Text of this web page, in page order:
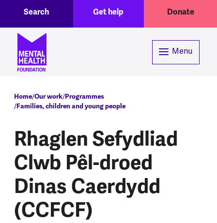
Header menuGet help Donate
Search
Menu
Breadcrumb
Home Our work Programmes
Families, children and young people
Rhaglen Sefydliad
Clwb Pêl-droed
Dinas Caerdydd
(CCFCF)